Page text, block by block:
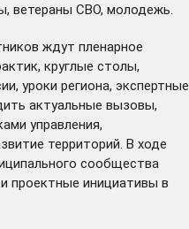
ветераны СВО, молодежь.
ждут пленарное
круглые столы,
уроки региона, экспертные
актуальные вызовы,
управления,
территорий. В ходе
сообщества
проектные инициативы в